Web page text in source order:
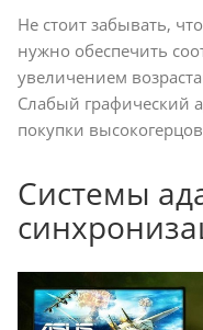
Не стоит забывать,
нужно обеспечить
увеличением
Слабый графический
покупки
Системы